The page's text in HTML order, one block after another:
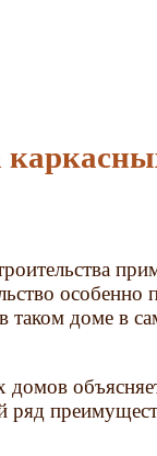
в таком доме в
домов
ряд